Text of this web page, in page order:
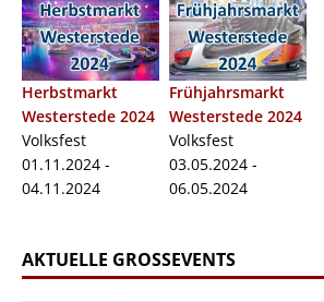
Herbstmarkt
Westerstede 2024
Volksfest
01.11.2024 -
04.11.2024
Frühjahrsmarkt
Westerstede 2024
Volksfest
03.05.2024 -
06.05.2024
AKTUELLE GROSSEVENTS